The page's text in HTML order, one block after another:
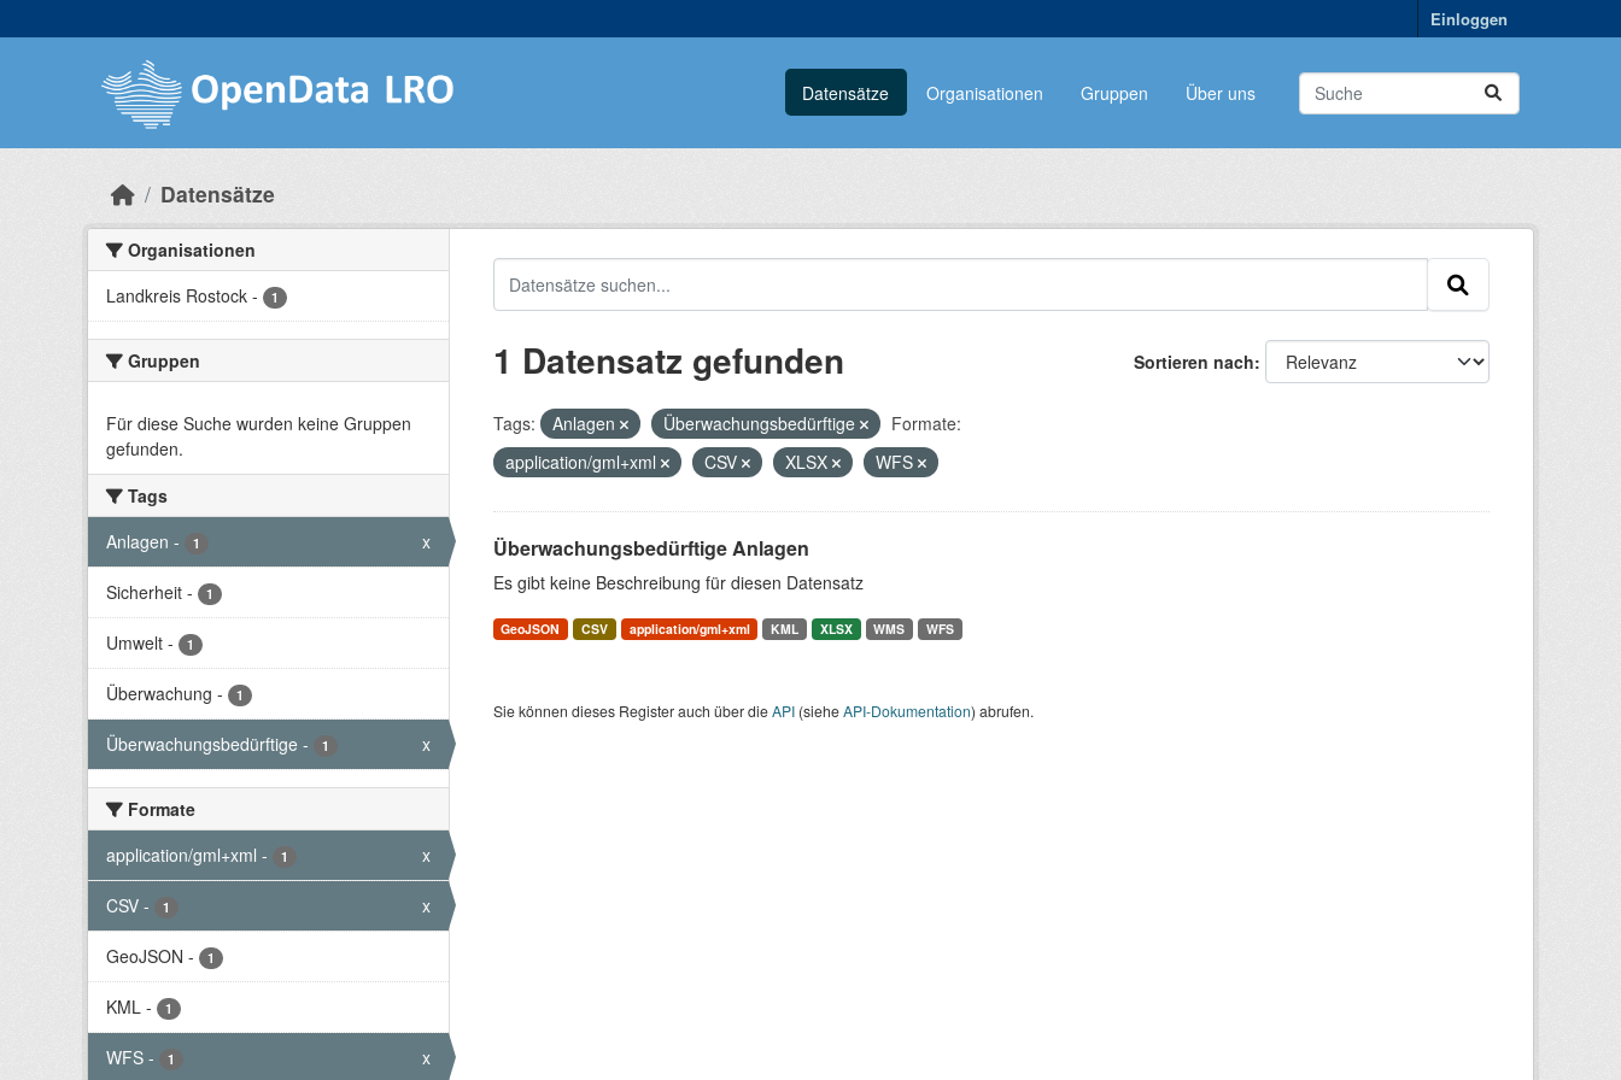
Einloggen
Datensätze Organisationen Gruppen Über uns
Datensätze
Organisationen
Landkreis Rostock - 1
Gruppen
Für diese Suche wurden keine Gruppen
gefunden.
Tags
Anlagen - 1 x
Sicherheit - 1
Umwelt - 1
Überwachung - 1
Überwachungsbedürftige - 1 x
Formate
application/gml+xml - 1 x
CSV - 1 x
GeoJSON - 1
KML - 1
WFS - 1 x
Sortieren nach
1 Datensatz gefunden
Tags: Anlagen Überwachungsbedürftige
Formate:
application/gml+xml
CSV XLSX WFS
Überwachungsbedürftige Anlagen
Es gibt keine Beschreibung für diesen Datensatz
GeoJSON CSV application/gml+xml KML XLSX WMS WFS
Sie können dieses Register auch über dieAPI(sieheAPI-Dokumentation) abrufen.